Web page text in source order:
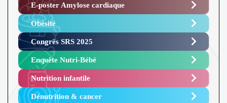
E-poster Amylose cardiaque ​
Obésité ​
Congrès SRS 2025 ​
Enquête Nutri-Bébé ​
Nutrition infantile
Dénutrition & cancer